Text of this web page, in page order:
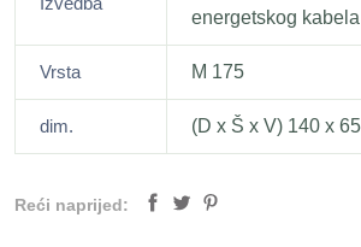
energetskog kabela
Vrsta M 175
dim. (D x Š x V) 140 x
Reći naprijed: